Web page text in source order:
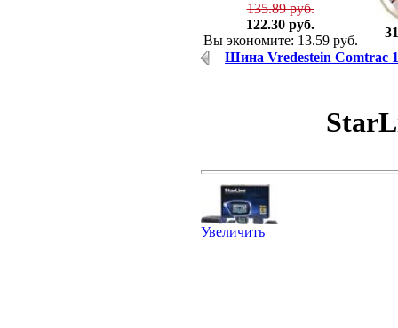
135.89 руб.
122.30 руб.
Вы экономите: 13.59 руб.
Шина Vredestein Comtrac
Увеличить